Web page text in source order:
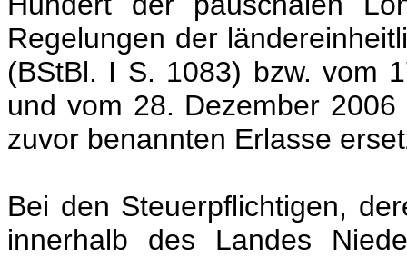
Regelungen der
(BStBl. I S. 1083) bzw. vom
und vom 28. Dezember
zuvor benannten Erlasse
Bei den Steuerpflichtigen,
innerhalb des Landes